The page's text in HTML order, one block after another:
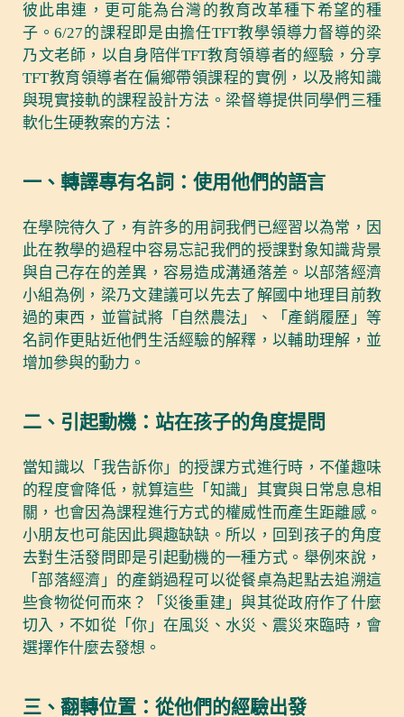
彼此串連，更可能為台灣的教育改革種下希望的種
子。6/27的課程即是由擔任TFT教學領導力督導的梁
乃文老師，以自身陪伴TFT教育領導者的經驗，分享
TFT教育領導者在偏鄉帶領課程的實例，以及將知識
與現實接軌的課程設計方法。梁督導提供同學們三種
軟化生硬教案的方法：
一、轉譯專有名詞：使用他們的語言
在學院待久了，有許多的用詞我們已經習以為常，因
此在教學的過程中容易忘記我們的授課對象知識背景
與自己存在的差異，容易造成溝通落差。以部落經濟
小組為例，梁乃文建議可以先去了解國中地理目前教
過的東西，並嘗試將「自然農法」、「產銷履歷」等
名詞作更貼近他們生活經驗的解釋，以輔助理解，並
增加參與的動力。
二、引起動機：站在孩子的角度提問
當知識以「我告訴你」的授課方式進行時，不僅趣味
的程度會降低，就算這些「知識」其實與日常息息相
關，也會因為課程進行方式的權威性而產生距離感。
小朋友也可能因此興趣缺缺。所以，回到孩子的角度
去對生活發問即是引起動機的一種方式。舉例來說，
「部落經濟」的產銷過程可以從餐桌為起點去追溯這
些食物從何而來？「災後重建」與其從政府作了什麼
切入，不如從「你」在風災、水災、震災來臨時，會
選擇作什麼去發想。
三、翻轉位置：從他們的經驗出發